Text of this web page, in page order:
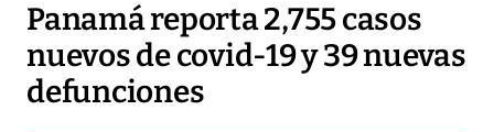
Panamá reporta 2,755 casos
nuevos de covid-19 y 39 nuevas
defunciones